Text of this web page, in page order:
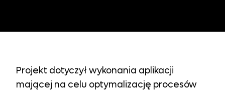
Projekt dotyczył wykonania aplikacji
mającej na celu optymalizację procesów